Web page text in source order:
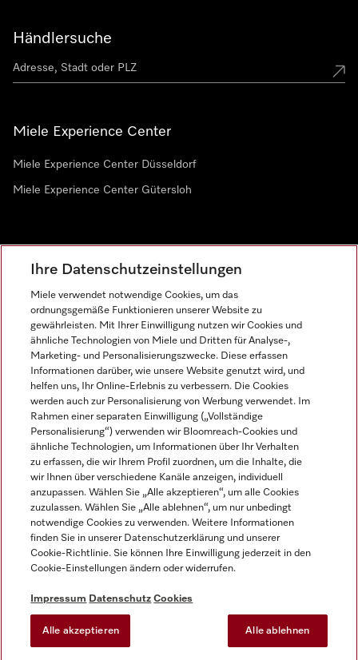
Händlersuche
Miele Experience Center
Miele Experience Center Düsseldorf
Miele Experience Center Gütersloh
AGB
Datenschutz
Nutzungsbedingungen
Barrierefreiheitserklärung
EU-Gesetzen über digitale Dienste
Cookie-Einstellungen
Miele auf Instagram
Miele auf Facebook
Miele auf Youtube
Ihre Datenschutzeinstellungen
Miele verwendet notwendige Cookies, um das
ordnungsgemäße Funktionieren unserer Website zu
gewährleisten. Mit Ihrer Einwilligung nutzen wir Cookies und
ähnliche Technologien von Miele und Dritten für Analyse-,
Marketing- und Personalisierungszwecke. Diese erfassen
Informationen darüber, wie unsere Website genutzt wird, und
helfen uns, Ihr Online-Erlebnis zu verbessern. Die Cookies
werden auch zur Personalisierung von Werbung verwendet. Im
Rahmen einer separaten Einwilligung („Vollständige
Personalisierung“) verwenden wir Bloomreach-Cookies und
ähnliche Technologien, um Informationen über Ihr Verhalten
zu erfassen, die wir Ihrem Profil zuordnen, um die Inhalte, die
wir Ihnen über verschiedene Kanäle anzeigen, individuell
anzupassen. Wählen Sie „Alle akzeptieren“, um alle Cookies
zuzulassen. Wählen Sie „Alle ablehnen“, um nur unbedingt
notwendige Cookies zu verwenden. Weitere Informationen
finden Sie in unserer Datenschutzerklärung und unserer
Cookie-Richtlinie. Sie können Ihre Einwilligung jederzeit in den
Cookie-Einstellungen ändern oder widerrufen.
Impressum Datenschutz Cookies
Alle akzeptieren Alle ablehnen